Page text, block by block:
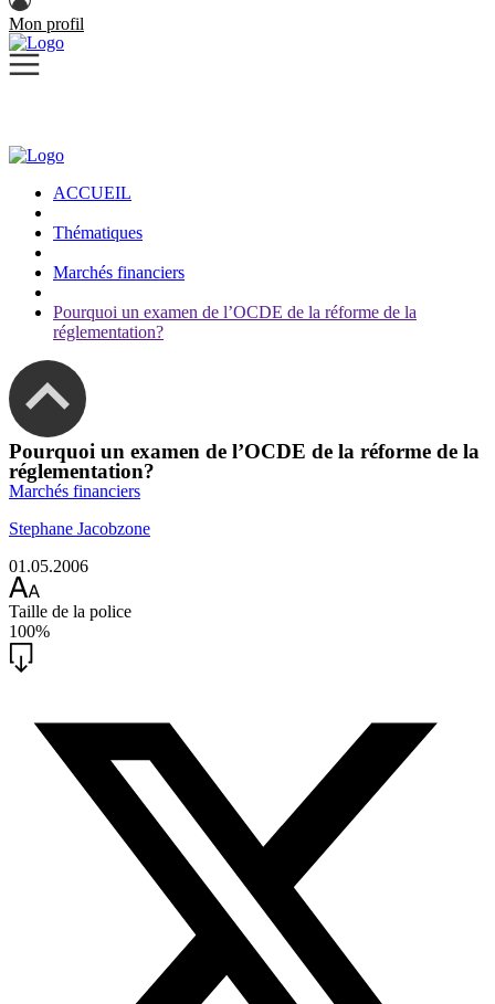
Mon profil
ACCUEIL
Thématiques
Marchés financiers
Pourquoi un examen de l’OCDE de la réforme de la
réglementation?
Pourquoi un examen de l’OCDE de la réforme de la
réglementation?
Marchés financiers
Stephane Jacobzone
01.05.2006
Taille de la police
100%